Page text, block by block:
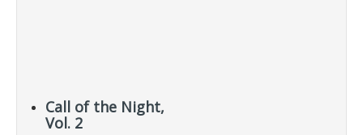
Call of the Night,
Vol. 2